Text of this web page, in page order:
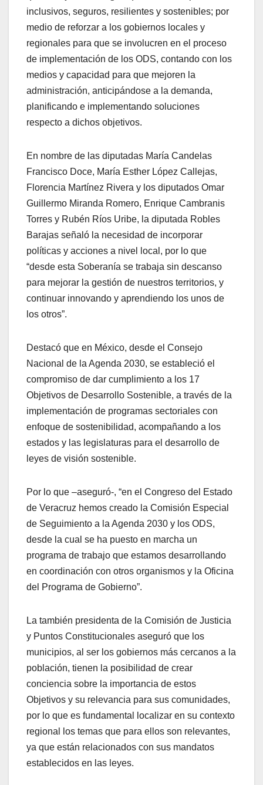
inclusivos, seguros, resilientes y sostenibles; por
medio de reforzar a los gobiernos locales y
regionales para que se involucren en el proceso
de implementación de los ODS, contando con los
medios y capacidad para que mejoren la
administración, anticipándose a la demanda,
planificando e implementando soluciones
respecto a dichos objetivos.
En nombre de las diputadas María Candelas
Francisco Doce, María Esther López Callejas,
Florencia Martínez Rivera y los diputados Omar
Guillermo Miranda Romero, Enrique Cambranis
Torres y Rubén Ríos Uribe, la diputada Robles
Barajas señaló la necesidad de incorporar
políticas y acciones a nivel local, por lo que
“desde esta Soberanía se trabaja sin descanso
para mejorar la gestión de nuestros territorios, y
continuar innovando y aprendiendo los unos de
los otros”.
Destacó que en México, desde el Consejo
Nacional de la Agenda 2030, se estableció el
compromiso de dar cumplimiento a los 17
Objetivos de Desarrollo Sostenible, a través de la
implementación de programas sectoriales con
enfoque de sostenibilidad, acompañando a los
estados y las legislaturas para el desarrollo de
leyes de visión sostenible.
Por lo que –aseguró-, “en el Congreso del Estado
de Veracruz hemos creado la Comisión Especial
de Seguimiento a la Agenda 2030 y los ODS,
desde la cual se ha puesto en marcha un
programa de trabajo que estamos desarrollando
en coordinación con otros organismos y la Oficina
del Programa de Gobierno”.
La también presidenta de la Comisión de Justicia
y Puntos Constitucionales aseguró que los
municipios, al ser los gobiernos más cercanos a la
población, tienen la posibilidad de crear
conciencia sobre la importancia de estos
Objetivos y su relevancia para sus comunidades,
por lo que es fundamental localizar en su contexto
regional los temas que para ellos son relevantes,
ya que están relacionados con sus mandatos
establecidos en las leyes.